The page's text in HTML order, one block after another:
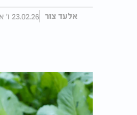
אלעד צור 23.02.26 ו' אדר התשפ"ו